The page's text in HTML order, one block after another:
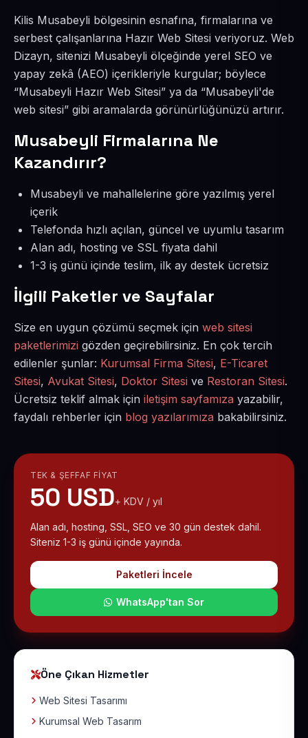
Kilis Musabeyli bölgesinin esnafına, firmalarına ve
serbest çalışanlarına Hazır Web Sitesi veriyoruz. Web
Dizayn, sitenizi Musabeyli ölçeğinde yerel SEO ve
yapay zekâ (AEO) içerikleriyle kurgular; böylece
“Musabeyli Hazır Web Sitesi” ya da “Musabeyli'de
web sitesi” gibi aramalarda görünürlüğünüzü artırır.
Musabeyli Firmalarına Ne
Kazandırır?
Musabeyli ve mahallelerine göre yazılmış yerel
içerik
Telefonda hızlı açılan, güncel ve uyumlu tasarım
Alan adı, hosting ve SSL fiyata dahil
1-3 iş günü içinde teslim, ilk ay destek ücretsiz
İlgili Paketler ve Sayfalar
Size en uygun çözümü seçmek için web sitesi
paketlerimizi gözden geçirebilirsiniz. En çok tercih
edilenler şunlar: Kurumsal Firma Sitesi, E-Ticaret
Sitesi, Avukat Sitesi, Doktor Sitesi ve Restoran Sitesi.
Ücretsiz teklif almak için iletişim sayfamıza yazabilir,
faydalı rehberler için blog yazılarımıza bakabilirsiniz.
TEK & ŞEFFAF FIYAT
50 USD+ KDV / yıl
Alan adı, hosting, SSL, SEO ve 30 gün destek dahil.
Siteniz 1-3 iş günü içinde yayında.
Paketleri İncele
WhatsApp'tan Sor
Öne Çıkan Hizmetler
Web Sitesi Tasarımı
Kurumsal Web Tasarım